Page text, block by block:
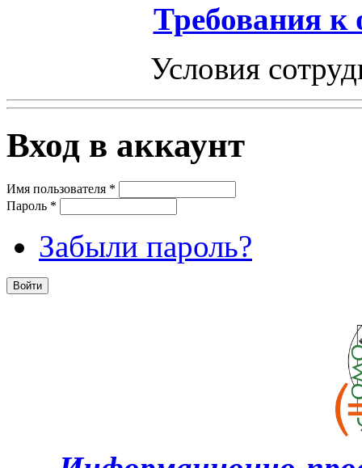
Требования к
Условия
Вход в аккаунт
Имя пользователя *
Пароль *
Забыли пароль?